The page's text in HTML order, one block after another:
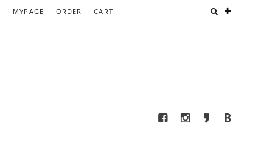
MYPAGE ORDER CART